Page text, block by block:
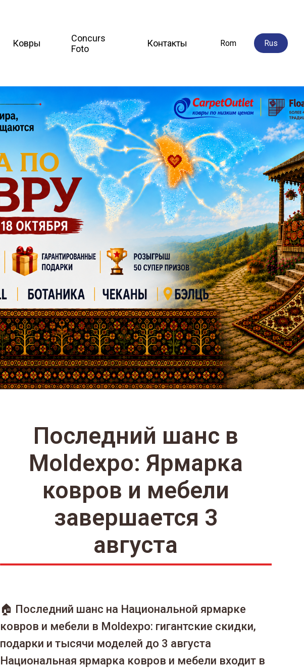
Ковры
Concurs
Foto
Контакты Rom Rus
Последний шанс в
Moldexpo: Ярмарка
ковров и мебели
завершается 3
августа
🏠 Последний шанс на Национальной ярмарке
ковров и мебели в Moldexpo: гигантские скидки,
подарки и тысячи моделей до 3 августа
Национальная ярмарка ковров и мебели входит в